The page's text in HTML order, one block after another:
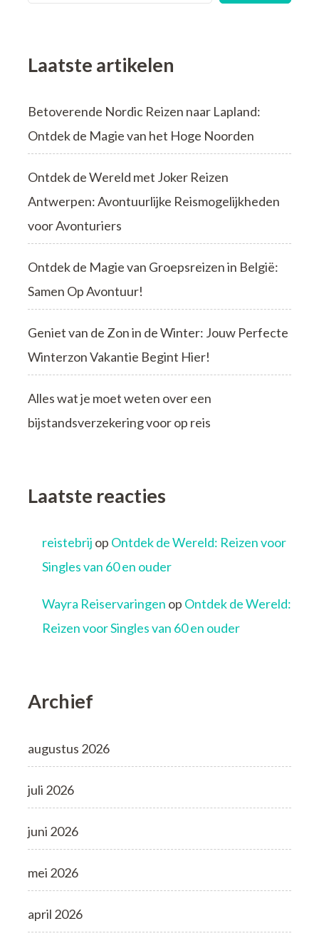
Laatste artikelen
Betoverende Nordic Reizen naar Lapland:
Ontdek de Magie van het Hoge Noorden
Ontdek de Wereld met Joker Reizen
Antwerpen: Avontuurlijke Reismogelijkheden
voor Avonturiers
Ontdek de Magie van Groepsreizen in België:
Samen Op Avontuur!
Geniet van de Zon in de Winter: Jouw Perfecte
Winterzon Vakantie Begint Hier!
Alles wat je moet weten over een
bijstandsverzekering voor op reis
Laatste reacties
reistebrij op Ontdek de Wereld: Reizen voor
Singles van 60 en ouder
Wayra Reiservaringen op Ontdek de Wereld:
Reizen voor Singles van 60 en ouder
Archief
augustus 2026
juli 2026
juni 2026
mei 2026
april 2026